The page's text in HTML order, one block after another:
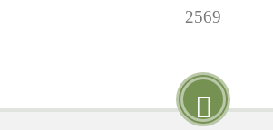
2569